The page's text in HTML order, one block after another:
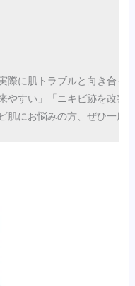
際に肌トラブルと向き合っ
やすい」「ニキビ跡を改
肌にお悩みの方、ぜひ一度